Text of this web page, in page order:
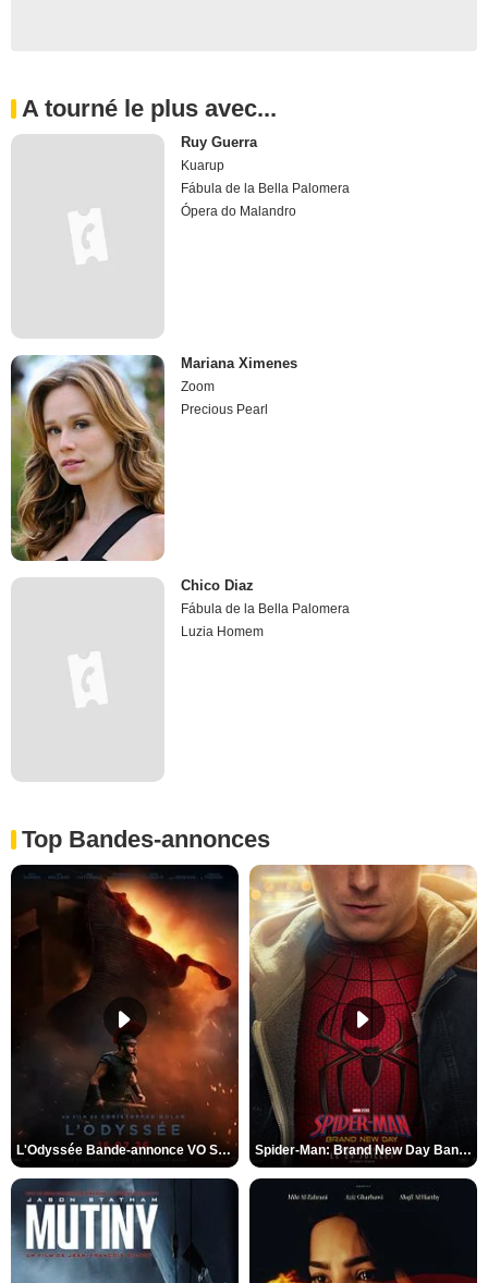
A tourné le plus avec...
Ruy Guerra
Kuarup
Fábula de la Bella Palomera
Ópera do Malandro
Mariana Ximenes
Zoom
Precious Pearl
Chico Diaz
Fábula de la Bella Palomera
Luzia Homem
Top Bandes-annonces
L'Odyssée Bande-annonce VO STFR Spider-Man: Brand New Day Bande-annonce VO STFR